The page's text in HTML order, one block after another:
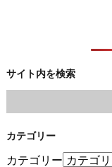
サイト内を検索
カテゴリー
カテゴリー